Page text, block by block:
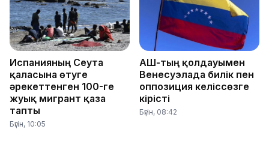
Испанияның Сеута
қаласына өтуге
әрекеттенген 100-ге
жуық мигрант қаза
тапты
Бүгін, 10:05
АҚШ-тың қолдауымен
Венесуэлада билік пен
оппозиция келіссөзге
кірісті
Бүгін, 08:42